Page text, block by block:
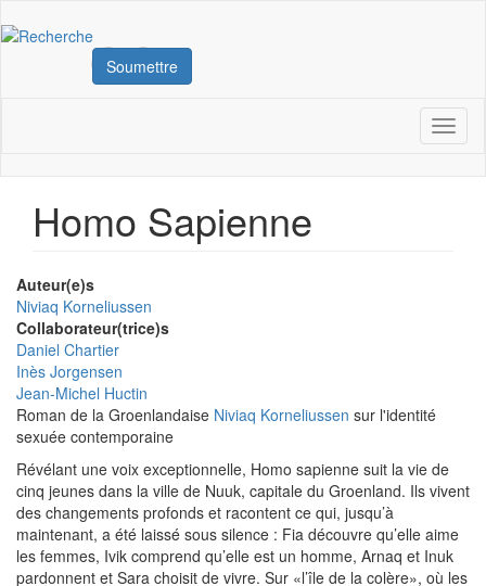
au
Rechercher
Soumettre
principale
Homo Sapienne
Auteur(e)s
Niviaq Korneliussen
Collaborateur(trice)s
Daniel Chartier
Inès Jorgensen
Jean-Michel Huctin
Roman de la Groenlandaise Niviaq Korneliussen sur l'identité
sexuée contemporaine
Révélant une voix exceptionnelle, Homo sapienne suit la vie de
cinq jeunes dans la ville de Nuuk, capitale du Groenland. Ils vivent
des changements profonds et racontent ce qui, jusqu’à
maintenant, a été laissé sous silence : Fia découvre qu’elle aime
les femmes, Ivik comprend qu’elle est un homme, Arnaq et Inuk
pardonnent et Sara choisit de vivre. Sur «l’île de la colère», où les